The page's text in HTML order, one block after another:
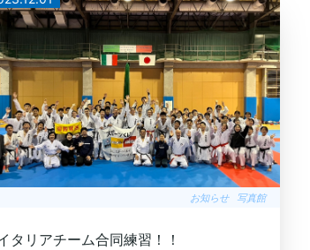
お知らせ 写真館
タリアチーム合同練習！！